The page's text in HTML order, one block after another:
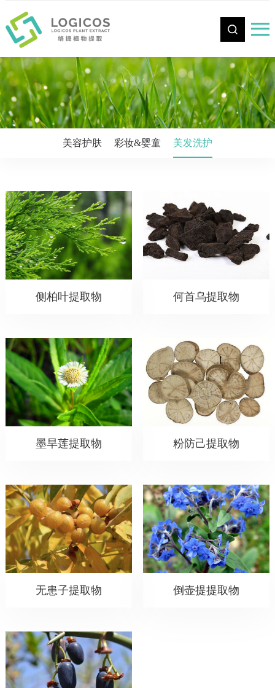
美容护肤 彩妆&婴童 美发洗护
侧柏叶提取物 何首乌提取物
墨旱莲提取物 粉防己提取物
无患子提取物 倒壶提提取物